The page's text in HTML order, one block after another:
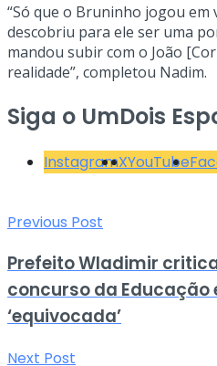
“Só que o Bruninho jogou
descobriu para ele ser uma
mandou subir com o João
realidade”, completou Nadim.
Siga o UmDois
InstagramXYouTube
Previous Post
Prefeito Wladimir
concurso da Educação
‘equivocada’
Next Post